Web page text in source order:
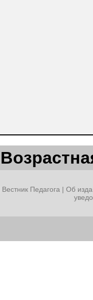
Вестник Педагога | Об